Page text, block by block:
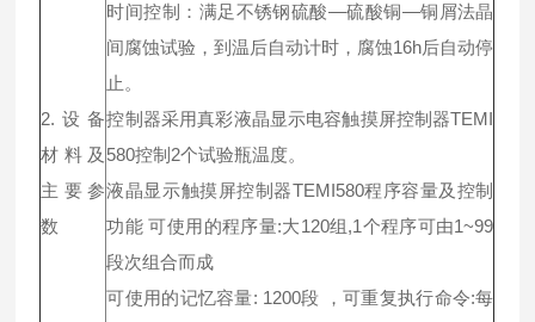
2.设备
材料及
主要参
数
时间控制：满足不锈钢硫酸—硫酸铜—铜屑法晶
间腐蚀试验，到温后自动计时，腐蚀16h后自动停
止。
控制器采用真彩液晶显示电容触摸屏控制器TEMI
580控制2个试验瓶温度。
液晶显示触摸屏控制器TEMI580程序容量及控制
功能 可使用的程序量:大120组,1个程序可由1~99
段次组合而成
可使用的记忆容量: 1200段 ，可重复执行命令:每